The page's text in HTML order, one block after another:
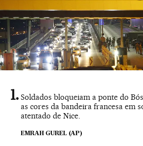
Soldados bloqueiam a ponte do
as cores da bandeira francesa em
atentado de Nice.
EMRAH GUREL (AP)